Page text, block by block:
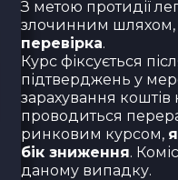
З метою протидії
злочинним шляхом,
перевірка.
Курс фіксується
підтверджень у
зарахування коштів
проводиться
ринковим курсом,
бік зниження.
даному випадку.